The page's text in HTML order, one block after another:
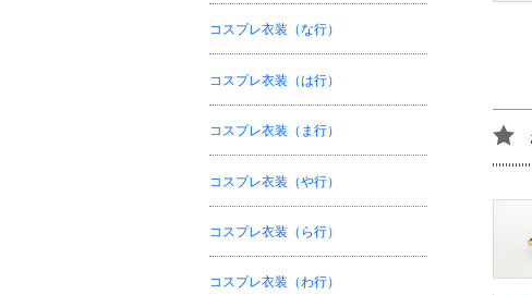
コスプレ衣装（な行）
コスプレ衣装（は行）
コスプレ衣装（ま行）
コスプレ衣装（や行）
コスプレ衣装（ら行）
コスプレ衣装（わ行）